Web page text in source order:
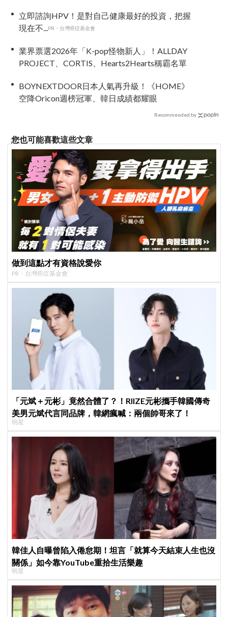
立即諮詢HPV！是對自己健康最好的投資，把握
現在不...PR・台灣癌症基金會
業界票選2026年「K-pop怪物新人」！ALLDAY
PROJECT、CORTIS、Hearts2Hearts稱霸名單
BOYNEXTDOOR日本人氣再升級！《HOME》
空降Oricon週榜冠軍、韓日成績都耀眼
Recommended by
您也可能喜歡這些文章
做到這點才有資格說愛你
PR・台灣癌症基金會
「元斌＋元彬」竟然合體了？！RIIZE元彬攜手韓國傳奇
美男元斌代言同品牌，韓網瘋喊：兩個帥哥來了！
明星
韓佳人自曝曾陷入倦怠期！坦言「就算今天結束人生也沒
關係」如今靠YouTube重拾生活樂趣
明星